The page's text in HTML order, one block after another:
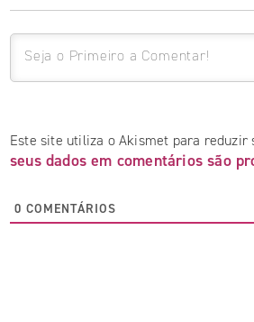
Este site utiliza o Akismet para reduzir
seus dados em comentários são
0 COMENTÁRIOS